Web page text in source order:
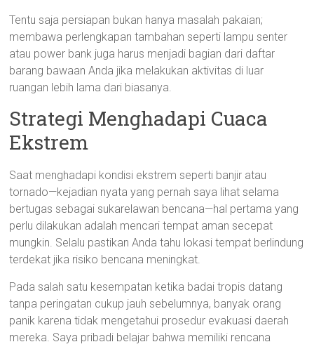
Tentu saja persiapan bukan hanya masalah pakaian;
membawa perlengkapan tambahan seperti lampu senter
atau power bank juga harus menjadi bagian dari daftar
barang bawaan Anda jika melakukan aktivitas di luar
ruangan lebih lama dari biasanya.
Strategi Menghadapi Cuaca
Ekstrem
Saat menghadapi kondisi ekstrem seperti banjir atau
tornado—kejadian nyata yang pernah saya lihat selama
bertugas sebagai sukarelawan bencana—hal pertama yang
perlu dilakukan adalah mencari tempat aman secepat
mungkin. Selalu pastikan Anda tahu lokasi tempat berlindung
terdekat jika risiko bencana meningkat.
Pada salah satu kesempatan ketika badai tropis datang
tanpa peringatan cukup jauh sebelumnya, banyak orang
panik karena tidak mengetahui prosedur evakuasi daerah
mereka. Saya pribadi belajar bahwa memiliki rencana